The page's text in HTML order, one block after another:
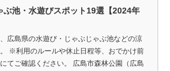
ぶ池・水遊びスポット19選【2024年
広島県の水遊び・じゃぶじゃぶ池などの涼
※利用のルールや休止日程等、おでかけ前
てご確認ください。 広島市森林公園（広島